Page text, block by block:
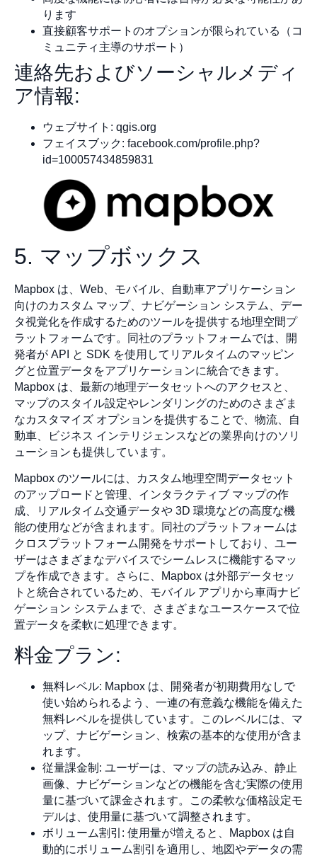
ります
直接顧客サポートのオプションが限られている（コ
ミュニティ主導のサポート）
連絡先およびソーシャルメディ
ア情報:
ウェブサイト: qgis.org
フェイスブック: facebook.com/profile.php?
id=100057434859831
5. マップボックス
Mapbox は、Web、モバイル、自動車アプリケーション
向けのカスタム マップ、ナビゲーション システム、デー
タ視覚化を作成するためのツールを提供する地理空間プ
ラットフォームです。同社のプラットフォームでは、開
発者が API と SDK を使用してリアルタイムのマッピン
グと位置データをアプリケーションに統合できます。
Mapbox は、最新の地理データセットへのアクセスと、
マップのスタイル設定やレンダリングのためのさまざま
なカスタマイズ オプションを提供することで、物流、自
動車、ビジネス インテリジェンスなどの業界向けのソリ
ューションも提供しています。
Mapbox のツールには、カスタム地理空間データセット
のアップロードと管理、インタラクティブ マップの作
成、リアルタイム交通データや 3D 環境などの高度な機
能の使用などが含まれます。同社のプラットフォームは
クロスプラットフォーム開発をサポートしており、ユー
ザーはさまざまなデバイスでシームレスに機能するマッ
プを作成できます。さらに、Mapbox は外部データセッ
トと統合されているため、モバイル アプリから車両ナビ
ゲーション システムまで、さまざまなユースケースで位
置データを柔軟に処理できます。
料金プラン:
無料レベル: Mapbox は、開発者が初期費用なしで
使い始められるよう、一連の有意義な機能を備えた
無料レベルを提供しています。このレベルには、マ
ップ、ナビゲーション、検索の基本的な使用が含ま
れます。
従量課金制: ユーザーは、マップの読み込み、静止
画像、ナビゲーションなどの機能を含む実際の使用
量に基づいて課金されます。この柔軟な価格設定モ
デルは、使用量に基づいて調整されます。
ボリューム割引: 使用量が増えると、Mapbox は自
動的にボリューム割引を適用し、地図やデータの需